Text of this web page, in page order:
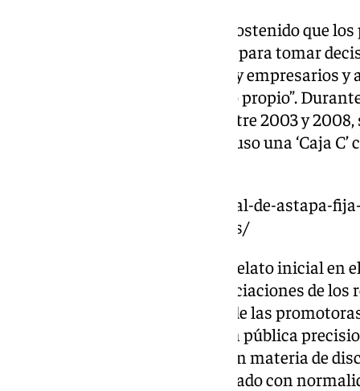
La Fiscalía Anticorrupción ha sostenido que
sus puestos de responsabilidad para tomar
“obtener fondos de promotores y empresarios
públicas y privadas en beneficio propio”.
investigan hechos ocurridos entre 2003 y
existencia de una ‘Caja B’ e incluso una ‘Caja
https://www.101tv.es/el-tribunal-de-astapa-
ultima-palabra-de-los-acusados/
Aunque la Fiscalía mantuvo el relato inicial en
no se podía probar que las negociaciones de
buscaran anteponer el interés de las
También introdujo la acusación pública
la tramitación de expedientes en materia de
2008, que si se hubiesen tramitado con